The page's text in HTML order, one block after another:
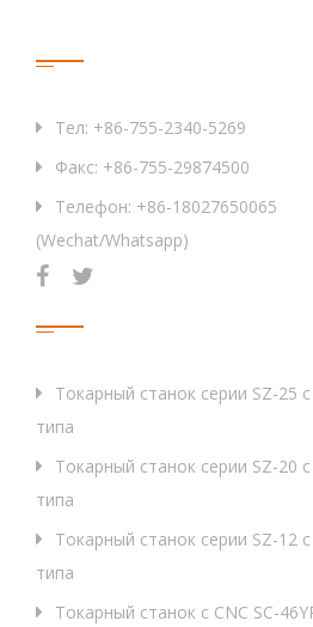
Тел: +86-755-2340-5269
Факс: +86-755-29874500
Телефон: +86-18027650065
(Wechat/Whatsapp)
Токарный станок серии SZ-25
типа
Токарный станок серии SZ-20
типа
Токарный станок серии SZ-12
типа
Токарный станок с CNC SC-